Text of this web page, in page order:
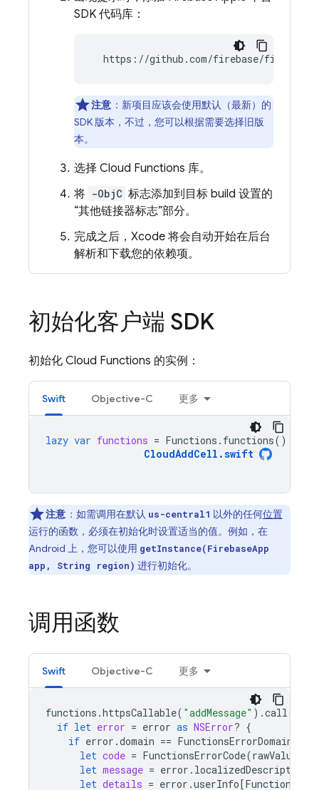
SDK 代码库：
https://github.com/firebase/firebase-
注意 ：新项目应该会使用默认（最新）的
SDK 版本，不过，您可以根据需要选择旧版
本。
选择 Cloud Functions 库。
将 -ObjC 标志添加到目标 build 设置的
“其他链接器标志”部分。
完成之后，Xcode 将会自动开始在后台
解析和下载您的依赖项。
初始化客户端 SDK
初始化 Cloud Functions 的实例：
Swift Objective-C 更多
lazy var functions = Functions . functions()
CloudAddCell .swift
注意 ： 如需调用在默认 us-central1 以外的任何位置
运行的函数，必须在初始化时设置适当的值。例如，在
Android 上，您可以使用 getInstance(FirebaseApp
app, String region) 进行初始化。
调用函数
Swift Objective-C 更多
functions .httpsCallable( "addMessage" ).call([
if let error = error as NSError? {
if error .domain == FunctionsErrorDomain
let code = FunctionsErrorCode(rawValue
let message = error . localizedDescription
let details = error .userInfo[